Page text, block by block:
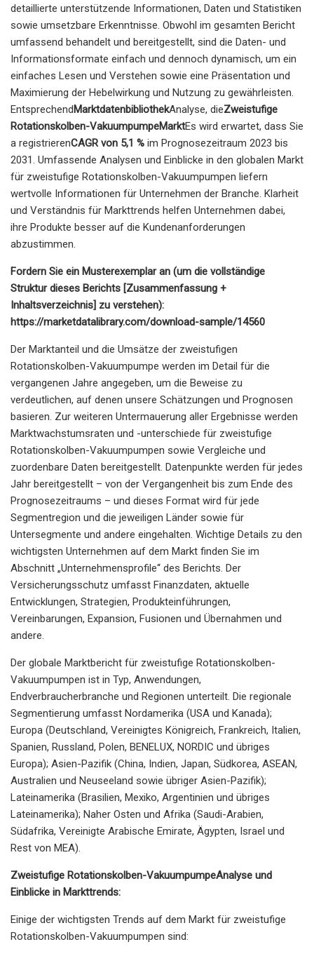
detaillierte unterstützende Informationen, Daten und Statistiken
sowie umsetzbare Erkenntnisse. Obwohl im gesamten Bericht
umfassend behandelt und bereitgestellt, sind die Daten- und
Informationsformate einfach und dennoch dynamisch, um ein
einfaches Lesen und Verstehen sowie eine Präsentation und
Maximierung der Hebelwirkung und Nutzung zu gewährleisten.
EntsprechendMarktdatenbibliothekAnalyse, dieZweistufige
Rotationskolben-VakuumpumpeMarktEs wird erwartet, dass Sie
a registrierenCAGR von 5,1 % im Prognosezeitraum 2023 bis
2031. Umfassende Analysen und Einblicke in den globalen Markt
für zweistufige Rotationskolben-Vakuumpumpen liefern
wertvolle Informationen für Unternehmen der Branche. Klarheit
und Verständnis für Markttrends helfen Unternehmen dabei,
ihre Produkte besser auf die Kundenanforderungen
abzustimmen.
Fordern Sie ein Musterexemplar an (um die vollständige
Struktur dieses Berichts [Zusammenfassung +
Inhaltsverzeichnis] ​​zu verstehen):
https://marketdatalibrary.com/download-sample/14560
Der Marktanteil und die Umsätze der zweistufigen
Rotationskolben-Vakuumpumpe werden im Detail für die
vergangenen Jahre angegeben, um die Beweise zu
verdeutlichen, auf denen unsere Schätzungen und Prognosen
basieren. Zur weiteren Untermauerung aller Ergebnisse werden
Marktwachstumsraten und -unterschiede für zweistufige
Rotationskolben-Vakuumpumpen sowie Vergleiche und
zuordenbare Daten bereitgestellt. Datenpunkte werden für jedes
Jahr bereitgestellt – von der Vergangenheit bis zum Ende des
Prognosezeitraums – und dieses Format wird für jede
Segmentregion und die jeweiligen Länder sowie für
Untersegmente und andere eingehalten. Wichtige Details zu den
wichtigsten Unternehmen auf dem Markt finden Sie im
Abschnitt „Unternehmensprofile“ des Berichts. Der
Versicherungsschutz umfasst Finanzdaten, aktuelle
Entwicklungen, Strategien, Produkteinführungen,
Vereinbarungen, Expansion, Fusionen und Übernahmen und
andere.
Der globale Marktbericht für zweistufige Rotationskolben-
Vakuumpumpen ist in Typ, Anwendungen,
Endverbraucherbranche und Regionen unterteilt. Die regionale
Segmentierung umfasst Nordamerika (USA und Kanada);
Europa (Deutschland, Vereinigtes Königreich, Frankreich, Italien,
Spanien, Russland, Polen, BENELUX, NORDIC und übriges
Europa); Asien-Pazifik (China, Indien, Japan, Südkorea, ASEAN,
Australien und Neuseeland sowie übriger Asien-Pazifik);
Lateinamerika (Brasilien, Mexiko, Argentinien und übriges
Lateinamerika); Naher Osten und Afrika (Saudi-Arabien,
Südafrika, Vereinigte Arabische Emirate, Ägypten, Israel und
Rest von MEA).
Zweistufige Rotationskolben-VakuumpumpeAnalyse und
Einblicke in Markttrends:
Einige der wichtigsten Trends auf dem Markt für zweistufige
Rotationskolben-Vakuumpumpen sind: